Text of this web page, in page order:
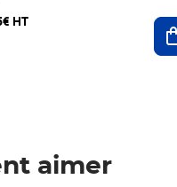
HT
aimer